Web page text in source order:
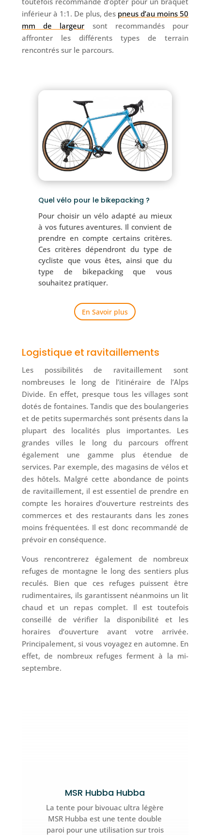
inférieur à 1:1. De plus, des pneus d’au moins 50
mm de largeur sont recommandés pour
affronter les différents types de terrain
rencontrés sur le parcours.
Quel vélo pour le bikepacking ?
Pour choisir un vélo adapté au mieux
à vos futures aventures. Il convient de
prendre en compte certains critères.
Ces critères dépendront du type de
cycliste que vous êtes, ainsi que du
type de bikepacking que vous
souhaitez pratiquer.
En Savoir plus
Logistique et ravitaillements
Les possibilités de ravitaillement sont
nombreuses le long de l’itinéraire de l’Alps
Divide. En effet, presque tous les villages sont
dotés de fontaines. Tandis que des boulangeries
et de petits supermarchés sont présents dans la
plupart des localités plus importantes. Les
grandes villes le long du parcours offrent
également une gamme plus étendue de
services. Par exemple, des magasins de vélos et
des hôtels. Malgré cette abondance de points
de ravitaillement, il est essentiel de prendre en
compte les horaires d’ouverture restreints des
commerces et des restaurants dans les zones
moins fréquentées. Il est donc recommandé de
prévoir en conséquence.
Vous rencontrerez également de nombreux
refuges de montagne le long des sentiers plus
reculés. Bien que ces refuges puissent être
rudimentaires, ils garantissent néanmoins un lit
chaud et un repas complet. Il est toutefois
conseillé de vérifier la disponibilité et les
horaires d’ouverture avant votre arrivée.
Principalement, si vous voyagez en automne. En
effet, de nombreux refuges ferment à la mi-
septembre.
MSR Hubba Hubba
La tente pour bivouac ultra légère
MSR Hubba est une tente double
paroi pour une utilisation sur trois